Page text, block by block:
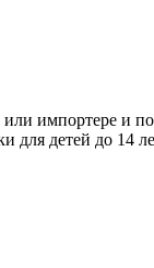
импортере и
для детей до 14